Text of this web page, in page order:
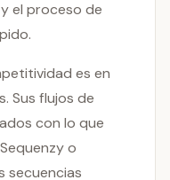
el proceso de
es en
Sus flujos de
con lo que
o
secuencias